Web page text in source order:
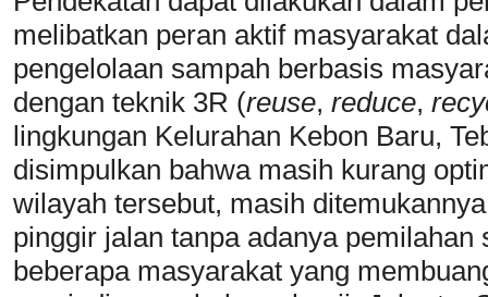
melibatkan peran aktif masyarakat
pengelolaan sampah berbasis
dengan teknik 3R (reuse, reduce,
lingkungan Kelurahan Kebon Baru,
disimpulkan bahwa masih kurang
wilayah tersebut, masih
pinggir jalan tanpa adanya
beberapa masyarakat yang